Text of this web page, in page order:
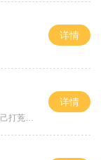
详情
茺值玩
详情